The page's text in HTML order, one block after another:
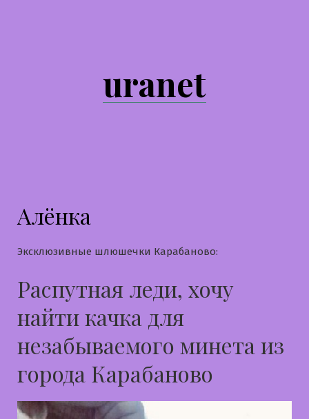
uranet
Алёнка
Эксклюзивные шлюшечки Карабаново:
Распутная леди, хочу
найти качка для
незабываемого минета из
города Карабаново